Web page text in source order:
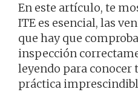
En este artículo, te
ITE es esencial, las
que hay que
inspección
leyendo para conocer
práctica